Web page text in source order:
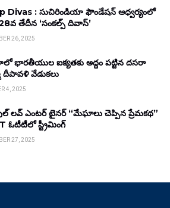
Divas : సుచిరిండియా ఫౌండేషన్ ఆధ్వర్యంలో
తేదీన ‘సంకల్ప్ దివాస్’
26, 2025
ఐక్యతకు అద్దం పట్టిన దసరా
దీపావళి వేడుకలు
4, 2025
లవ్ ఎంటర్ టైనర్ “మేఘాలు చెప్పిన ప్రేమకథ”
ఓటీటీలో స్ట్రీమింగ్
27, 2025